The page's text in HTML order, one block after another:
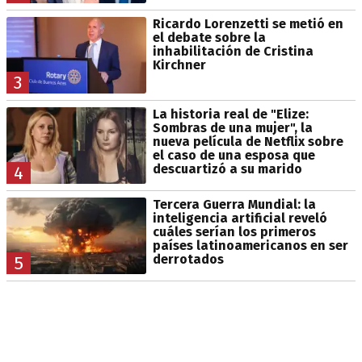
3
Ricardo Lorenzetti se metió en
el debate sobre la
inhabilitación de Cristina
Kirchner
4
La historia real de "Elize:
Sombras de una mujer", la
nueva película de Netflix sobre
el caso de una esposa que
descuartizó a su marido
5
Tercera Guerra Mundial: la
inteligencia artificial reveló
cuáles serían los primeros
países latinoamericanos en ser
derrotados